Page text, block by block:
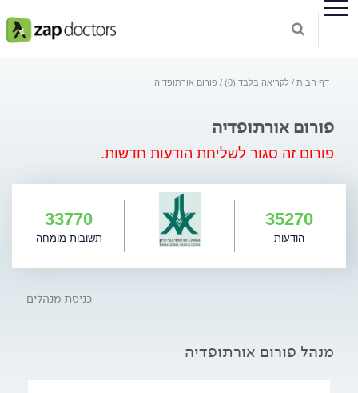
דף הבית לקריאה בלבד (0) פורום אורתופדיה
פורום אורתופדיה
פורום זה סגור לשליחת הודעות חדשות.
35270
הודעות
33770
תשובות מומחה
כניסת מנהלים
מנהל פורום אורתופדיה